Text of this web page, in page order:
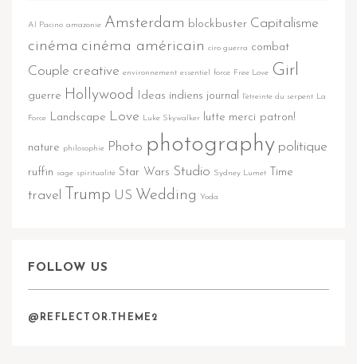
Al Pacino amazonie Amsterdam blockbuster Capitalisme
cinéma cinéma américain ciro guerra combat
Couple creative environnement essentiel force Free Love Girl
guerre Hollywood Ideas indiens journal l'étreinte du serpent La
Force Landscape Love Luke Skywalker lutte merci patron!
nature philosophie Photo photography politique
ruffin sage spiritualité Star Wars Studio Sydney Lumet Time
travel Trump US Wedding Yoda
FOLLOW US
@REFLECTOR.THEME2